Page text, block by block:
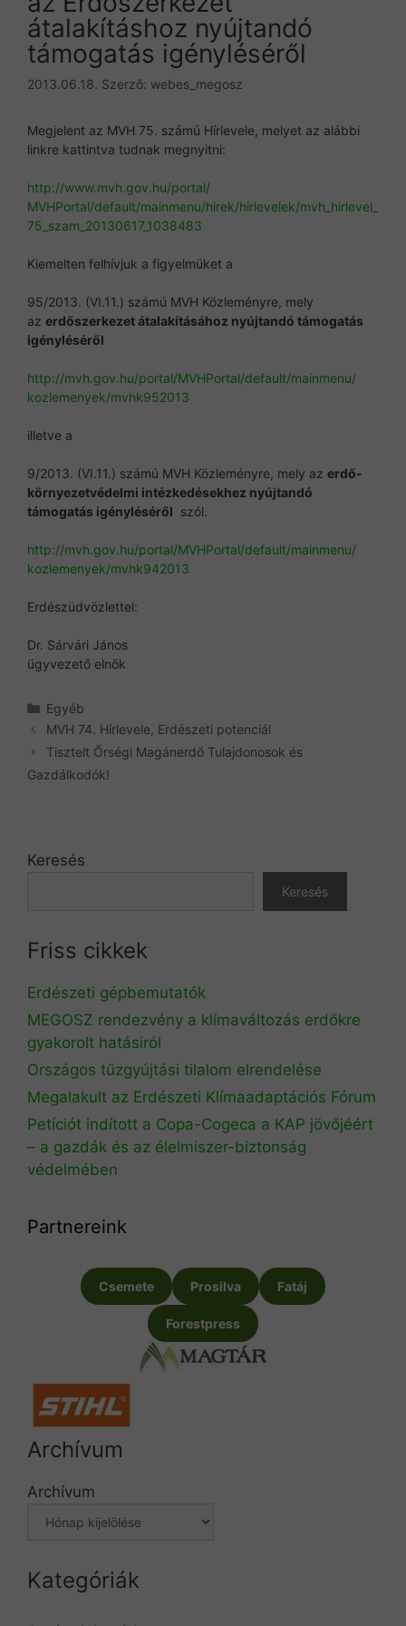
átalakításhoz nyújtandó
támogatás igényléséről
2013.06.18. Szerző: webes_megosz
Megjelent az MVH 75. számú Hírlevele, melyet az alábbi
linkre kattintva tudnak megnyitni:
http://www.mvh.gov.hu/portal/
MVHPortal/default/mainmenu/hirek/hirlevelek/mvh_hirlevel_
75_szam_20130617_1038483
Kiemelten felhívjuk a figyelmüket a
95/2013. (VI.11.) számú MVH Közleményre, mely
az erdőszerkezet átalakításához nyújtandó támogatás
igényléséről
http://mvh.gov.hu/portal/MVHPortal/default/mainmenu/
kozlemenyek/mvhk952013
illetve a
9/2013. (VI.11.) számú MVH Közleményre, mely az erdő-
környezetvédelmi intézkedésekhez nyújtandó
támogatás igényléséről szól.
http://mvh.gov.hu/portal/MVHPortal/default/mainmenu/
kozlemenyek/mvhk942013
Erdészüdvözlettel:
Dr. Sárvári János
ügyvezető elnök
Kategória
Egyéb
MVH 74. Hírlevele, Erdészeti potenciál
Tisztelt Őrségi Magánerdő Tulajdonosok és
Gazdálkodók!
Keresés
Keresés
Friss cikkek
Erdészeti gépbemutatók
MEGOSZ rendezvény a klímaváltozás erdőkre
gyakorolt hatásiról
Országos tűzgyújtási tilalom elrendelése
Megalakult az Erdészeti Klímaadaptációs Fórum
Petíciót indított a Copa-Cogeca a KAP jövőjéért
– a gazdák és az élelmiszer-biztonság
védelmében
Partnereink
Csemete Prosilva Fatáj
Forestpress
Archívum
Archívum
Kategóriák